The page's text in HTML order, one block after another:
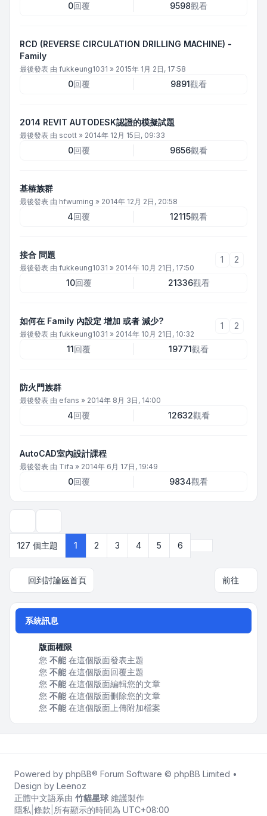
0回覆 9598觀看
RCD (REVERSE CIRCULATION DRILLING MACHINE) -
Family
最後發表 由 fukkeung1031 » 2015年 1月 2日, 17:58
0回覆 9891觀看
2014 REVIT AUTODESK認證的模擬試題
最後發表 由 scott » 2014年 12月 15日, 09:33
0回覆 9656觀看
基樁族群
最後發表 由 hfwuming » 2014年 12月 2日, 20:58
4回覆 12115觀看
接合 問題
最後發表 由 fukkeung1031 » 2014年 10月 21日, 17:50
1 2
10回覆 21336觀看
如何在 Family 內設定 增加 或者 減少?
最後發表 由 fukkeung1031 » 2014年 10月 21日, 10:32
1 2
11回覆 19771觀看
防火門族群
最後發表 由 efans » 2014年 8月 3日, 14:00
4回覆 12632觀看
AutoCAD室內設計課程
最後發表 由 Tifa » 2014年 6月 17日, 19:49
0回覆 9834觀看
127 個主題
1 2 3 4 5 6
回到討論區首頁 前往
系統訊息
版面權限
您 不能在這個版面發表主題
您 不能在這個版面回覆主題
您 不能在這個版面編輯您的文章
您 不能在這個版面刪除您的文章
您 不能在這個版面上傳附加檔案
Powered by phpBB® Forum Software © phpBB Limited •
Design by Leenoz
正體中文語系由 竹貓星球 維護製作
隱私 條款 所有顯示的時間為 UTC+08:00